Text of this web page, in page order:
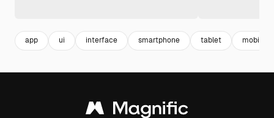
app ui interface smartphone tablet mobil